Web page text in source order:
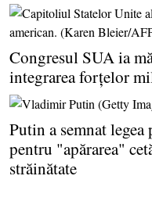
Congresul SUA ia
integrarea forţelor
Putin a semnat
pentru "apărarea"
străinătate